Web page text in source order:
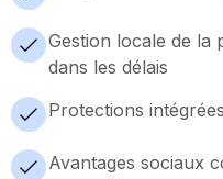
Gestion locale de la
dans les délais
Protections
Avantages sociaux